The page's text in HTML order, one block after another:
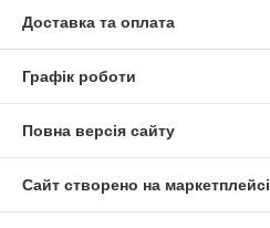
Доставка та оплата
Графік роботи
Повна версія сайту
Сайт створено на маркетплейсі